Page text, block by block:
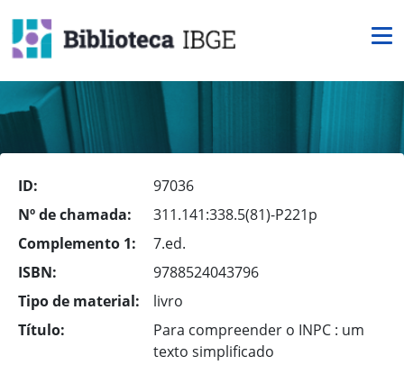
ID:
97036
Nº de chamada:
311.141:338.5(81)-P221p
Complemento 1:
7.ed.
ISBN:
9788524043796
Tipo de material:
livro
Título:
Para compreender o INPC : um
texto simplificado